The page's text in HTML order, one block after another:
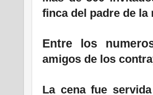
finca del padre de la
Entre los
amigos de los
La cena fue